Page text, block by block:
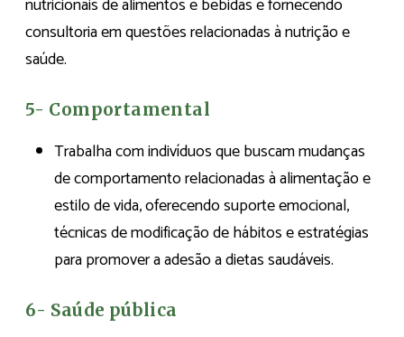
nutricionais de alimentos e bebidas e fornecendo
consultoria em questões relacionadas à nutrição e
saúde.
5- Comportamental
Trabalha com indivíduos que buscam mudanças
de comportamento relacionadas à alimentação e
estilo de vida, oferecendo suporte emocional,
técnicas de modificação de hábitos e estratégias
para promover a adesão a dietas saudáveis.
6- Saúde pública